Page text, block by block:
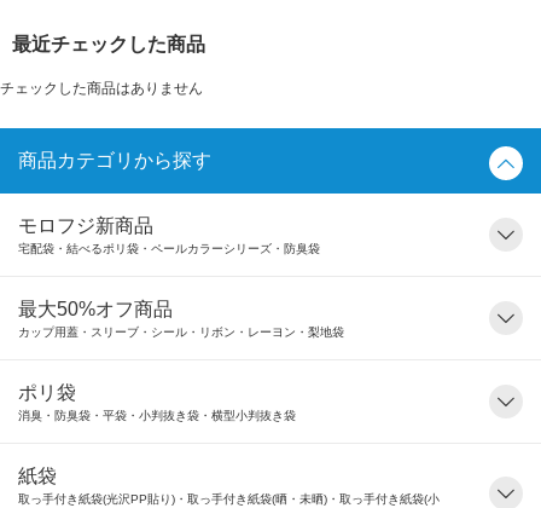
最近チェックした商品
チェックした商品はありません
商品カテゴリから探す
モロフジ新商品
宅配袋・結べるポリ袋・ペールカラーシリーズ・防臭袋
最大50%オフ商品
カップ用蓋・スリーブ・シール・リボン・レーヨン・梨地袋
ポリ袋
消臭・防臭袋・平袋・小判抜き袋・横型小判抜き袋
紙袋
取っ手付き紙袋(光沢PP貼り)・取っ手付き紙袋(晒・未晒)・取っ手付き紙袋(小